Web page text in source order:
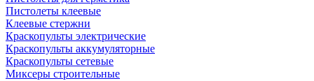
Пистолеты клеевые
Клеевые стержни
Краскопульты электрические
Краскопульты аккумуляторные
Краскопульты сетевые
Миксеры строительные